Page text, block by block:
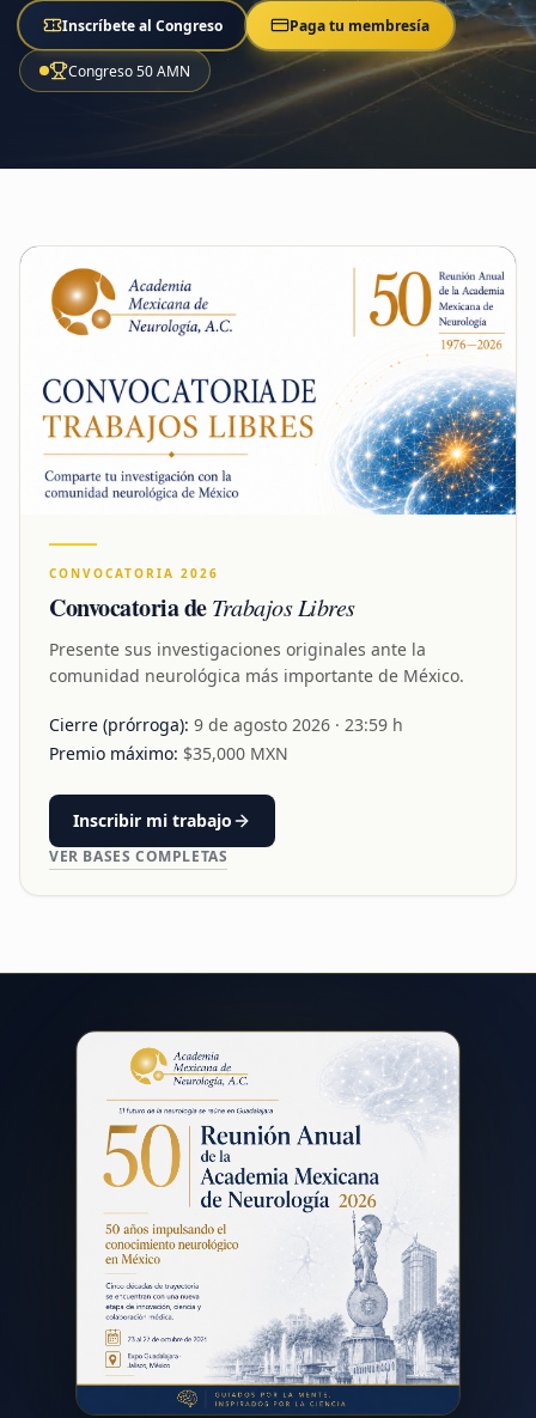
Inscríbete al Congreso Paga tu membresía
Congreso 50 AMN
CONVOCATORIA 2026
Convocatoria deTrabajos Libres
Presente sus investigaciones originales ante la
comunidad neurológica más importante de México.
Cierre (prórroga): 9 de agosto 2026 · 23:59 h
Premio máximo: $35,000 MXN
Inscribir mi trabajo
VER BASES COMPLETAS